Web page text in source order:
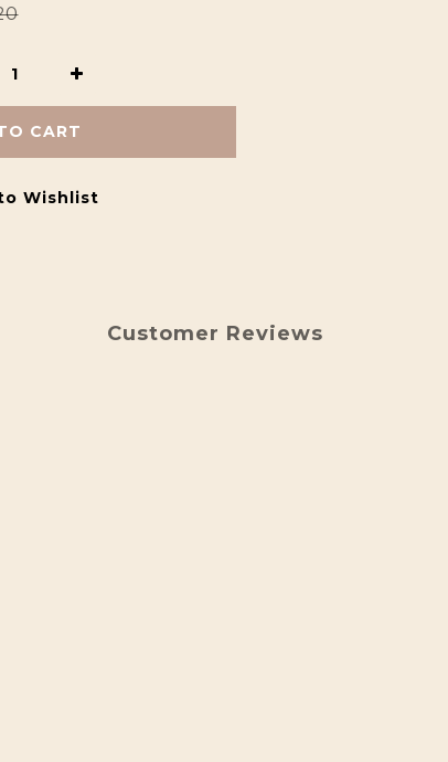
CART
Wishlist
Customer Reviews